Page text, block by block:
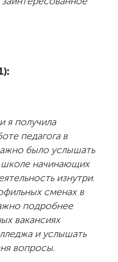
я получила
педагога в
было услышать
школе начинающих
изнутри.
сменах в
подробнее
вакансиях
и услышать
вопросы.